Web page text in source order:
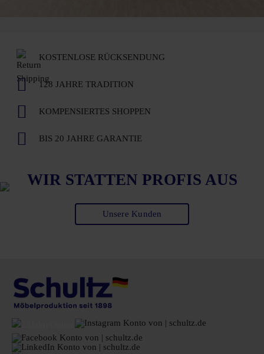
KOSTENLOSE RÜCKSENDUNG
128 JAHRE TRADITION
KOMPENSIERTES SHOPPEN
BIS 20 JAHRE GARANTIE
WIR STATTEN PROFIS AUS
Unsere Kunden